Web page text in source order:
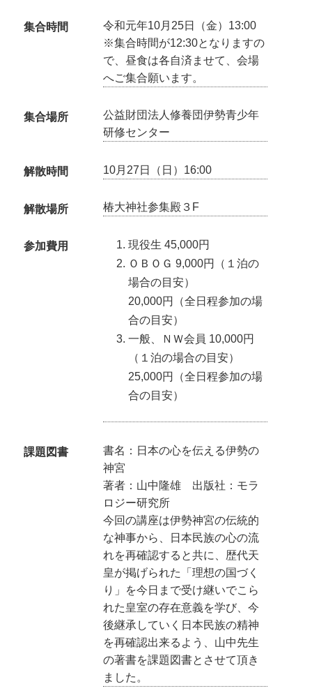
集合時間
令和元年10月25日（金）13:00
※集合時間が12:30となりますの
で、昼食は各自済ませて、会場
へご集合願います。
集合場所
公益財団法人修養団伊勢青少年
研修センター
解散時間 10月27日（日）16:00
解散場所 椿大神社参集殿３F
参加費用
現役生 45,000円
ＯＢＯＧ 9,000円（１泊の
場合の目安）
20,000円（全日程参加の場
合の目安）
一般、ＮＷ会員 10,000円
（１泊の場合の目安）
25,000円（全日程参加の場
合の目安）
課題図書
書名：日本の心を伝える伊勢の
神宮
著者：山中隆雄 出版社：モラ
ロジー研究所
今回の講座は伊勢神宮の伝統的
な神事から、日本民族の心の流
れを再確認すると共に、歴代天
皇が掲げられた「理想の国づく
り」を今日まで受け継いでこら
れた皇室の存在意義を学び、今
後継承していく日本民族の精神
を再確認出来るよう、山中先生
の著書を課題図書とさせて頂き
ました。